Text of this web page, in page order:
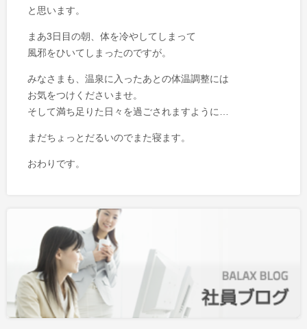
と思います。
まあ3日目の朝、体を冷やしてしまって
風邪をひいてしまったのですが。
みなさまも、温泉に入ったあとの体温調整には
お気をつけくださいませ。
そして満ち足りた日々を過ごされますように…
まだちょっとだるいのでまた寝ます。
おわりです。